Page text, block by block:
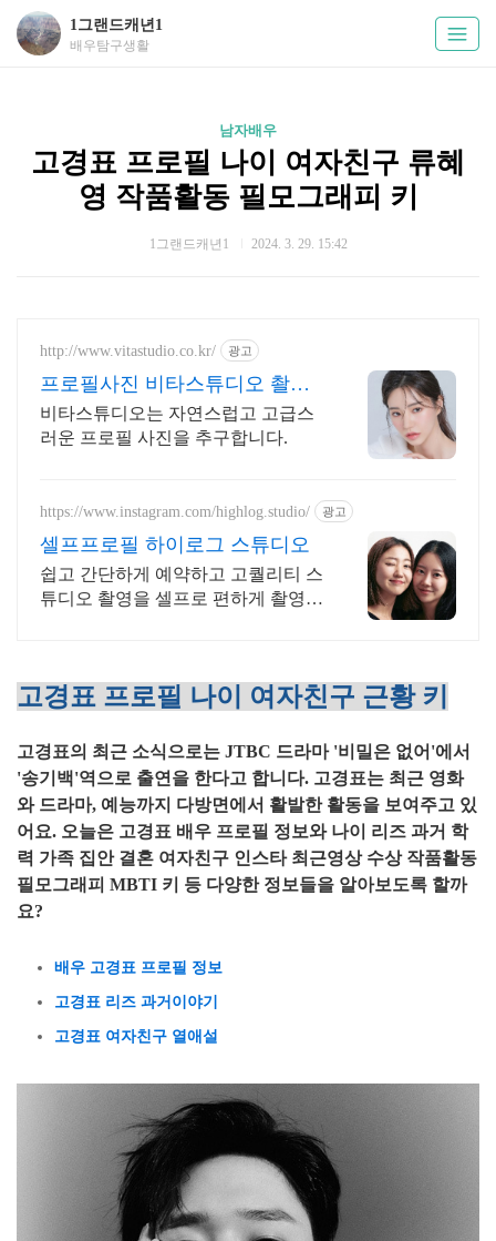
1그랜드캐년1
배우탐구생활
남자배우
고경표 프로필 나이 여자친구 류혜
영 작품활동 필모그래피 키
1그랜드캐년1 2024. 3. 29. 15:42
http://www.vitastudio.co.kr/ 광고
프로필사진 비타스튜디오 촬영
당일 1:1 사진수정
비타스튜디오는 자연스럽고 고급스
러운 프로필 사진을 추구합니다.
https://www.instagram.com/highlog.studio/ 광고
셀프프로필 하이로그 스튜디오
쉽고 간단하게 예약하고 고퀄리티 스
튜디오 촬영을 셀프로 편하게 촬영하
고경표 프로필 나이 여자친구 근황 키
고경표의 최근 소식으로는 JTBC 드라마 '비밀은 없어'에서
'송기백'역으로 출연을 한다고 합니다. 고경표는 최근 영화
와 드라마, 예능까지 다방면에서 활발한 활동을 보여주고 있
어요. 오늘은 고경표 배우 프로필 정보와 나이 리즈 과거 학
력 가족 집안 결혼 여자친구 인스타 최근영상 수상 작품활동
필모그래피 MBTI 키 등 다양한 정보들을 알아보도록 할까
요?
배우 고경표 프로필 정보
고경표 리즈 과거이야기
고경표 여자친구 열애설